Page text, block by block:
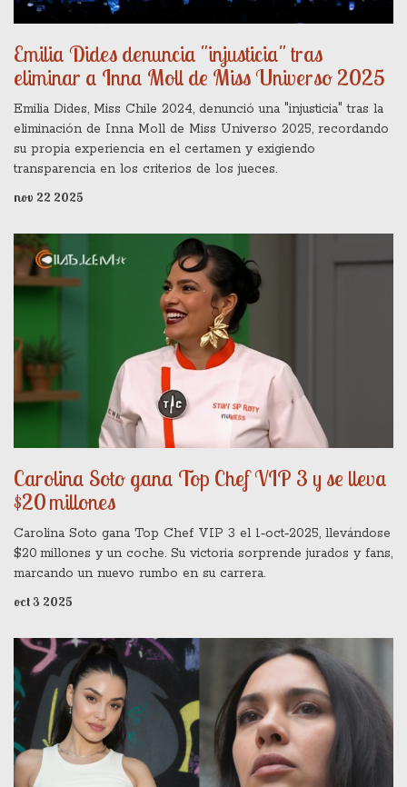
Emilia Dides denuncia "injusticia" tras
eliminar a Inna Moll de Miss Universo 2025
Emilia Dides, Miss Chile 2024, denunció una "injusticia" tras la
eliminación de Inna Moll de Miss Universo 2025, recordando
su propia experiencia en el certamen y exigiendo
transparencia en los criterios de los jueces.
nov 22 2025
Carolina Soto gana Top Chef VIP 3 y se lleva
$20 millones
Carolina Soto gana Top Chef VIP 3 el 1‑oct‑2025, llevándose
$20 millones y un coche. Su victoria sorprende jurados y fans,
marcando un nuevo rumbo en su carrera.
oct 3 2025